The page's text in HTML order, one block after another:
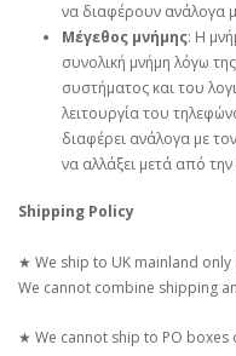
να διαφέρουν ανάλογα
Μέγεθος μνήμης: Η
συνολική μνήμη λόγω
συστήματος και του
λειτουργία του
διαφέρει ανάλογα με
να αλλάξει μετά από
Shipping Policy
★ We ship to UK mainland
We cannot combine shipping
★ We cannot ship to PO boxes